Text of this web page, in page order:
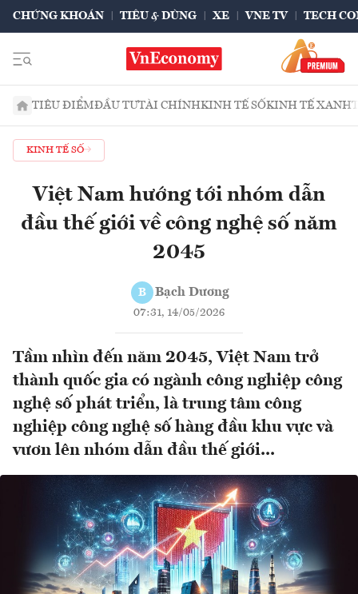
CHỨNG KHOÁN TIÊU & DÙNG XE VNE TV TECH
TIÊU ĐIỂMĐẦU TƯTÀI CHÍNHKINH TẾ SỐKINH TẾ XANH
KINH TẾ SỐ
Việt Nam hướng tới nhóm dẫn
đầu thế giới về công nghệ số năm
2045
B Bạch Dương
07:31, 14/05/2026
Tầm nhìn đến năm 2045, Việt Nam trở
thành quốc gia có ngành công nghiệp công
nghệ số phát triển, là trung tâm công
nghiệp công nghệ số hàng đầu khu vực và
vươn lên nhóm dẫn đầu thế giới...